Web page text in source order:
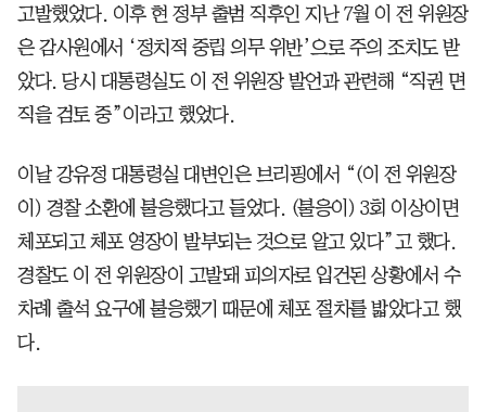
고발했었다. 이후 현 정부 출범 직후인 지난 7월 이 전 위원장
은 감사원에서 ‘정치적 중립 의무 위반’으로 주의 조치도 받
았다. 당시 대통령실도 이 전 위원장 발언과 관련해 “직권 면
직을 검토 중”이라고 했었다.
이날 강유정 대통령실 대변인은 브리핑에서 “(이 전 위원장
이) 경찰 소환에 불응했다고 들었다. (불응이) 3회 이상이면
체포되고 체포 영장이 발부되는 것으로 알고 있다”고 했다.
경찰도 이 전 위원장이 고발돼 피의자로 입건된 상황에서 수
차례 출석 요구에 불응했기 때문에 체포 절차를 밟았다고 했
다.